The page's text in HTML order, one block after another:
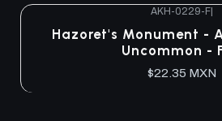
AKH-0229-F|
Hazoret's Monument -
Uncommon -
$22.35 MXN